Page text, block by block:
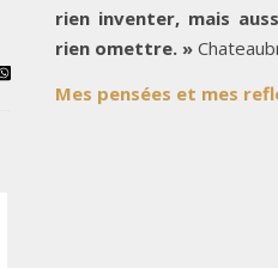
rien inventer, mais
rien omettre. »
Mes pensées et mes